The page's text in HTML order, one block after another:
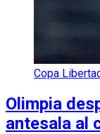
Copa
Olimpia
antesala al